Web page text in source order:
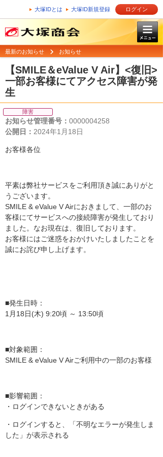
大塚IDとは 大塚ID新規登録 ログイン
最新のお知らせ お知らせ
【SMILE＆eValue V Air】<復旧>
一部お客様にてアクセス障害が発
生
障害
お知らせ管理番号： 0000004258
公開日： 2024年1月18日
お客様各位
平素は弊社サービスをご利用頂き誠にありがと
うございます。
SMILE & eValue V Airにおきまして、一部のお
客様にてサービスへの接続障害が発生しており
ました。なお現在は、復旧しております。
お客様にはご迷惑をおかけいたしましたことを
誠にお詫び申し上げます。
■発生日時：
1月18日(木) 9:20頃 ～ 13:50頃
■対象範囲：
SMILE & eValue V Airご利用中の一部のお客様
■影響範囲：
・ログインできないときがある
・ログインすると、「不明なエラーが発生しま
した」が表示される